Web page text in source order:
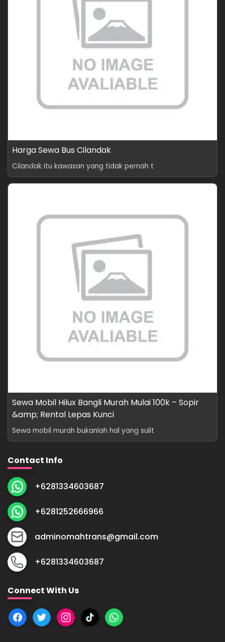
Harga Sewa Bus Cilandak
Cilandak itu kawasan yang tidak pernah t
Sewa Mobil Hilux Bangli Murah Mulai 100k – Sopir
&amp; Rental Lepas Kunci
Sewa mobil murah bukanlah hal yang sulit
Contact Info
+6281334603687
+6281252666966
adminomahtrans@gmail.com
+6281334603687
Connect With Us